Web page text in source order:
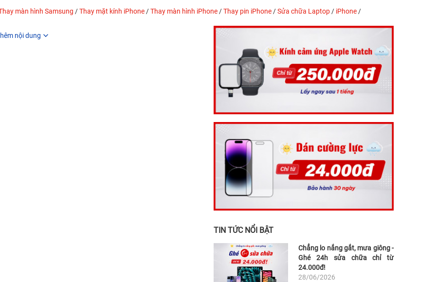
màn hình Samsung /Thay mặt kính iPhone /Thay màn hình iPhone /Thay pin iPhone /Sửa chữa Laptop / iPhone /
nội dung
TIN TỨC NỔI BẬT
Chẳng lo nắng gắt, mưa giông -
Ghé 24h sửa chữa chỉ từ
24.000đ!
28/06/2026